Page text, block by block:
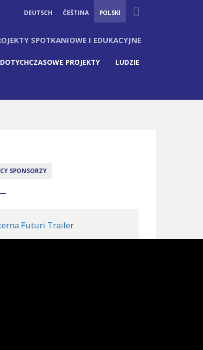
DEUTSCH ČEŠTINA POLSKI
SPOTKANIOWE I EDUKACYJNE
DOTYCHCZASOWE PROJEKTY LUDZIE
SPONSORZY
Futuri Trailer